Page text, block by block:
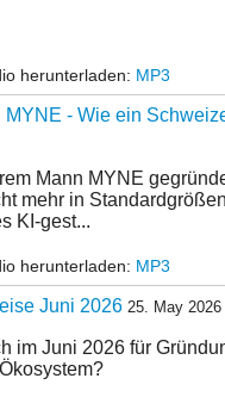
herunterladen: MP3
- Wie ein
Mann MYNE
mehr in
KI-gest...
herunterladen: MP3
Juni 2026 25. May 2026
im Juni 2026 für